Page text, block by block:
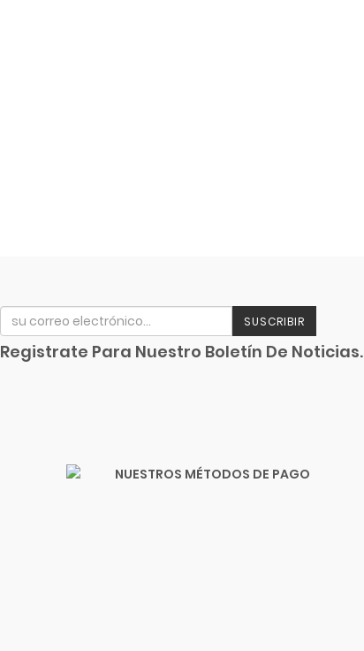
SUSCRIBIR
Registrate Para Nuestro Boletín De Noticias.
NUESTROS MÉTODOS DE PAGO